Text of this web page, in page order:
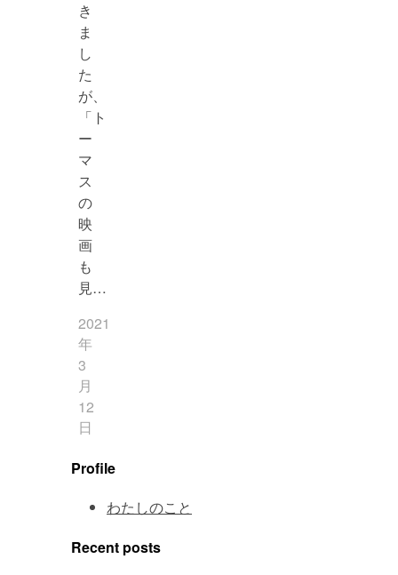
き
ま
し
た
が、
「ト
ー
マ
ス
の
映
画
も
見…
2021
年
3
月
12
日
Profile
わたしのこと
Recent posts